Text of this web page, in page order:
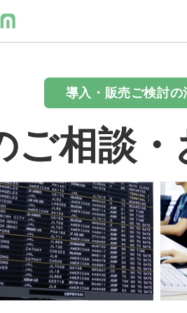
導入・販売ご検討の
ご相談